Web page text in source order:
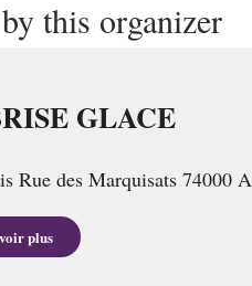
this organizer
GLACE
Rue des Marquisats 74000
plus